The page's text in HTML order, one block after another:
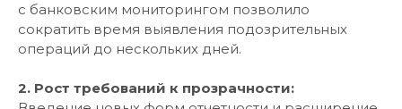
с банковским мониторингом позволило
сократить время выявления подозрительных
операций до нескольких дней.
2. Рост требований к прозрачности: